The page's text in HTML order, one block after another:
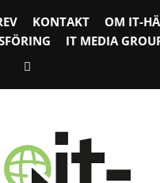
KONTAKT
OM IT-
IT MEDIA